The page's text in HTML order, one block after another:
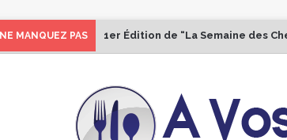
NE MANQUEZ PAS 1er Édition de “La Semaine des